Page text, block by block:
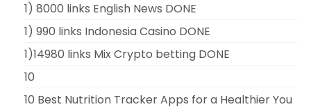
1) 8000 links English News DONE
1) 990 links Indonesia Casino DONE
1)14980 links Mix Crypto betting DONE
10
10 Best Nutrition Tracker Apps for a Healthier You